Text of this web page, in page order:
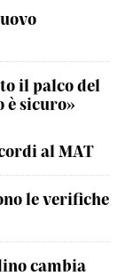
il palco del
è sicuro»
al MAT
le verifiche
cambia